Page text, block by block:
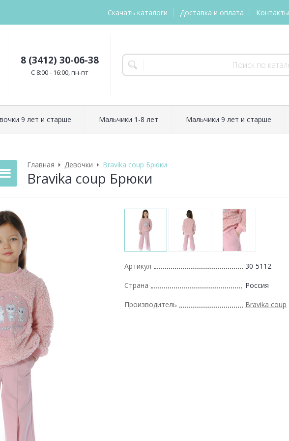
Скачать каталоги Доставка и оплата Контакты
8 (3412) 30-06-38
C 8:00 - 16:00, пн-пт
9 лет и старше Мальчики 1-8 лет Мальчики 9 лет и старше
Главная Девочки Bravika coup Брюки
Bravika coup Брюки
Артикул 30-5112
Страна Россия
Производитель Bravika coup